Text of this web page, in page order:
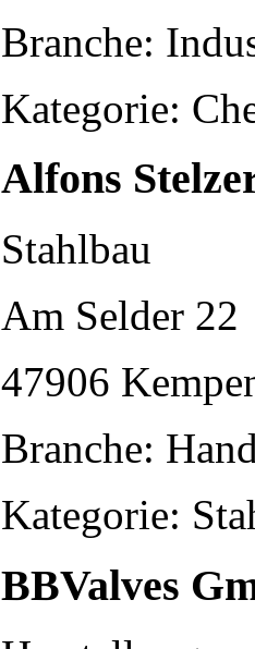
Branche:
Kategorie:
Alfons
Stahlbau
Am Selder 22
47906
Branche:
Kategorie:
BBValves